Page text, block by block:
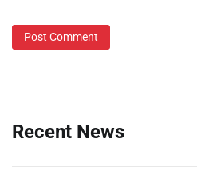
Recent News